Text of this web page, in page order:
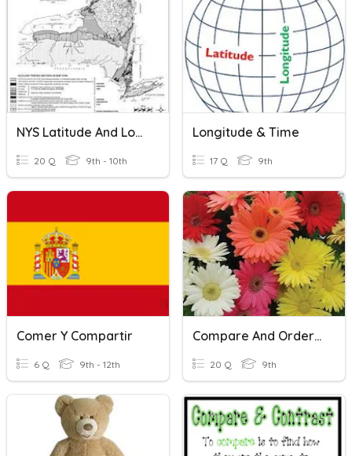
NYS Latitude And Longitude
20 Q 9th - 10th
Longitude & Time
17 Q 9th
Comer Y Compartir
6 Q 9th - 12th
Compare And Order Whole Numbers
20 Q 9th